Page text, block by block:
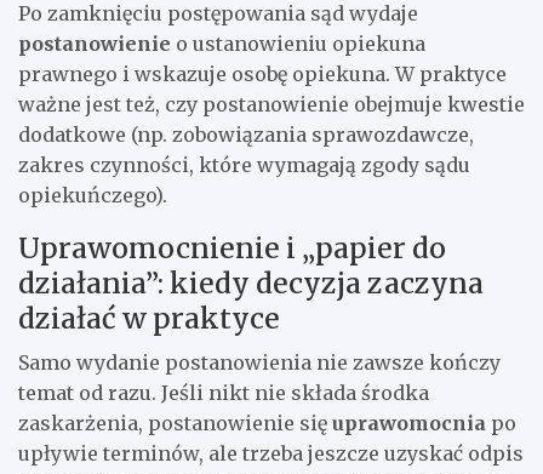
Po zamknięciu postępowania sąd wydaje
postanowienie o ustanowieniu opiekuna
prawnego i wskazuje osobę opiekuna. W praktyce
ważne jest też, czy postanowienie obejmuje kwestie
dodatkowe (np. zobowiązania sprawozdawcze,
zakres czynności, które wymagają zgody sądu
opiekuńczego).
Uprawomocnienie i „papier do
działania”: kiedy decyzja zaczyna
działać w praktyce
Samo wydanie postanowienia nie zawsze kończy
temat od razu. Jeśli nikt nie składa środka
zaskarżenia, postanowienie się uprawomocnia po
upływie terminów, ale trzeba jeszcze uzyskać odpis